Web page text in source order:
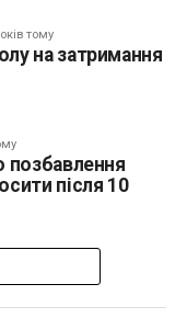
тому
на затримання
позбавлення
після 10